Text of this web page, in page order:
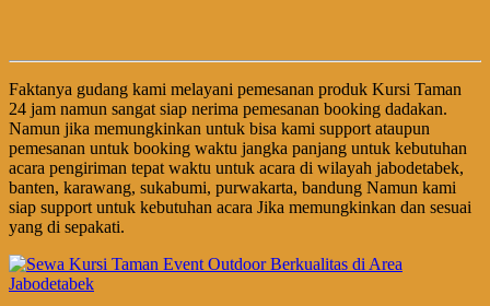
Faktanya gudang kami melayani pemesanan produk Kursi Taman
24 jam namun sangat siap nerima pemesanan booking dadakan.
Namun jika memungkinkan untuk bisa kami support ataupun
pemesanan untuk booking waktu jangka panjang untuk kebutuhan
acara pengiriman tepat waktu untuk acara di wilayah jabodetabek,
banten, karawang, sukabumi, purwakarta, bandung Namun kami
siap support untuk kebutuhan acara Jika memungkinkan dan sesuai
yang di sepakati.